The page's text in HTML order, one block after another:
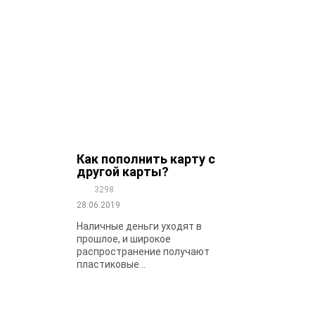
Как пополнить карту с
другой карты?
3298
28.06.2019
Наличные деньги уходят в
прошлое, и широкое
распространение получают
пластиковые...